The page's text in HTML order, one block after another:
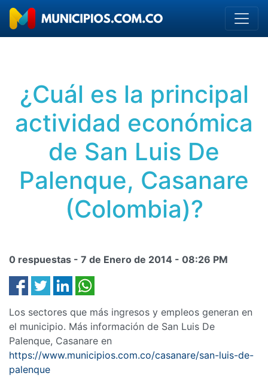
¿Cuál es la principal
actividad económica
de San Luis De
Palenque, Casanare
(Colombia)?
0 respuestas - 7 de Enero de 2014 - 08:26 PM
Los sectores que más ingresos y empleos generan en
el municipio. Más información de San Luis De
Palenque, Casanare en
https://www.municipios.com.co/casanare/san-luis-de-
palenque